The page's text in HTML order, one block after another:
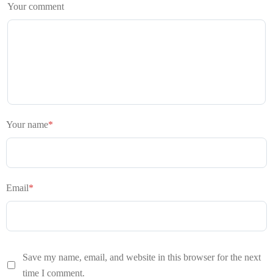
Your comment
Your name*
Email*
Save my name, email, and website in this browser for the next
time I comment.